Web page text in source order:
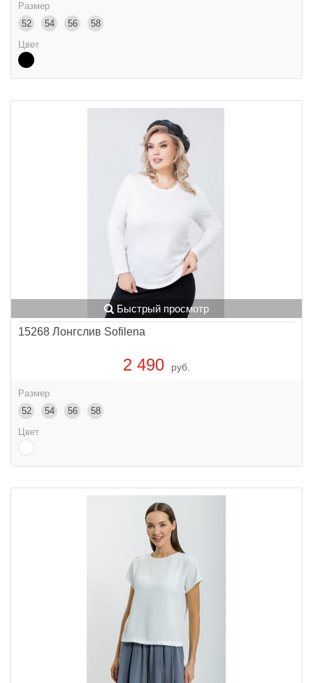
Размер
52
54 56
58
Цвет
Быстрый просмотр
15268 Лонгслив Sofilena
2 490 руб.
Размер
52
54 56
58
Цвет